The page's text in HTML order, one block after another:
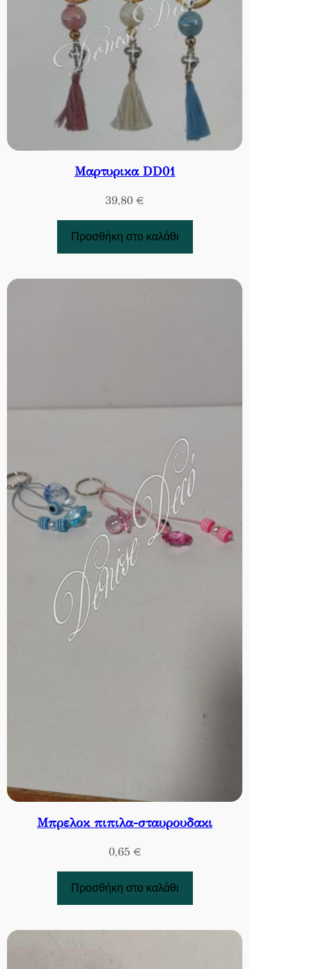
Μαρτυρικα DD01
39,80 €
Προσθήκη στο καλάθι
Μπρελοκ πιπιλα-σταυρουδακι
0,65 €
Προσθήκη στο καλάθι